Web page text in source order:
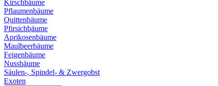
Kirschbäume
Pflaumenbäume
Quittenbäume
Pfirsichbäume
Aprikosenbäume
Maulbeerbäume
Feigenbäume
Nussbäume
Säulen-, Spindel- & Zwergobst
Exoten